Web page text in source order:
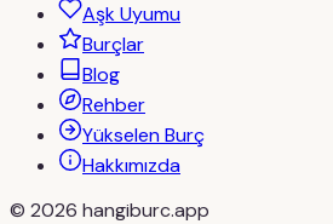
Aşk Uyumu
Burçlar
Blog
Rehber
Yükselen Burç
Hakkımızda
© 2026 hangiburc.app